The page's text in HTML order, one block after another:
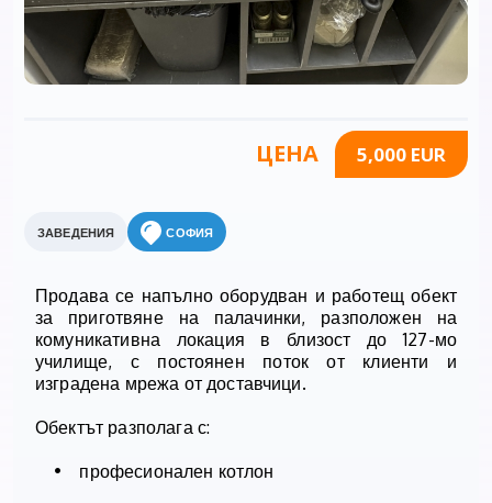
ЦЕНА 5,000 EUR
ЗАВЕДЕНИЯ СОФИЯ
Продава се напълно оборудван и работещ обект
за приготвяне на палачинки, разположен на
комуникативна локация в близост до 127-мо
училище, с постоянен поток от клиенти и
изградена мрежа от доставчици.
Обектът разполага с:
• професионален котлон